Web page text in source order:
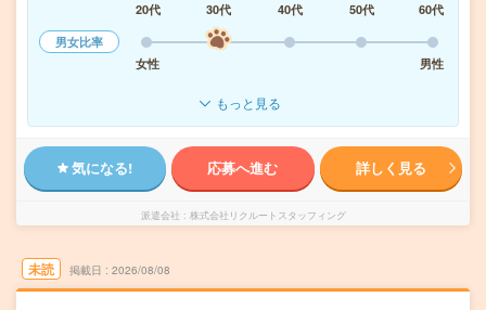
20代
30代 40代 50代
60代
男女比率
女性
男性
もっと見る
気になる! 応募へ進む 詳しく見る
派遣会社 株式会社リクルートスタッフィング
未読 掲載日 2026/08/08